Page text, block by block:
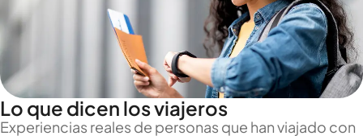
Lo que dicen los viajeros
Experiencias reales de personas que han viajado con